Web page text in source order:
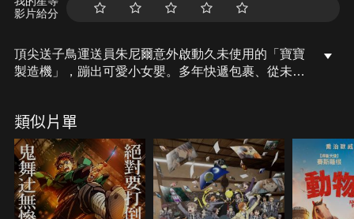
影片給分
頂尖送子鳥運送員朱尼爾意外啟動久未使用的「寶寶
製造機」，蹦出可愛小女嬰。多年快遞包裹、從未遞
類似片單